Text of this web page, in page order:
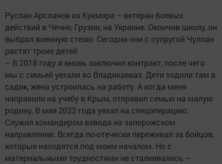
Руслан Арсланов из Кукмора – ветеран боевых
действий в Чечне, Грузии, на Украине. Окончив школу, он
выбрал военную стезю. Сегодня они с супругой Чулпан
растят троих детей.
– В 2018 году я вновь заключил контракт, после чего
мы с семьей уехали во Владикавказ. Дети ходили там в
садик, жена устроилась на работу. А когда меня
направили на учебу в Крым, отправил семью на малую
родину. В мае 2022 года уехал на спецоперацию.
Служил командиром взвода на запорожском
направлении. Всегда по-отечески переживал за бойцов,
которые находятся под моим началом. Но с
материальными трудностями не сталкивались –